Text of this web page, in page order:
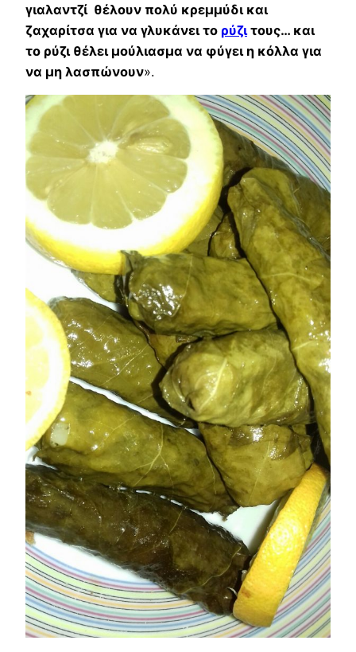
γιαλαντζί θέλουν πολύ κρεμμύδι και
ζαχαρίτσα για να γλυκάνει το ρύζιτους… και
το ρύζι θέλει μούλιασμα να φύγει η κόλλα για
να μη λασπώνουν».